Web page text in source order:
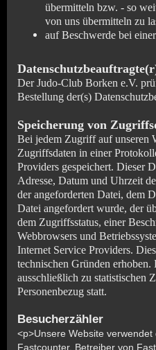
übermitteln bzw. - so
von uns übermitteln zu
auf Beschwerde bei
Der Judo-Club Borken e.V.
Bestellung der(s)
Speicherung von
Bei jedem Zugriff auf unseren
Zugriffsdaten in einer
Providers gespeichert. Dieser
Adresse, Datum und Uhrzeit
der angeforderten Datei, dem
Datei angefordert wurde, der
dem Zugriffsstatus, einer
Webbrowsers und
Internet Service Providers.
technischen Gründen
ausschließlich zu statistischen
Personenbezug statt.
Besucherzähler
<p>Unsere Website
Fastcounter. Betreiber von